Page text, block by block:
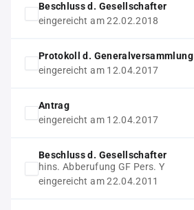
Beschluss d. Gesellschafter
eingereicht am 22.02.2018
Protokoll d. Generalversammlung
eingereicht am 12.04.2017
Antrag
eingereicht am 12.04.2017
Beschluss d. Gesellschafter
hins. Abberufung GF Pers. Y
eingereicht am 22.04.2011